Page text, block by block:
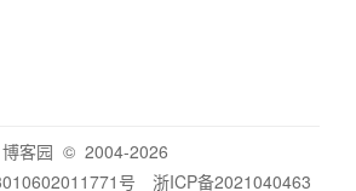
博客园 © 2004-2026
号
浙ICP备2021040463